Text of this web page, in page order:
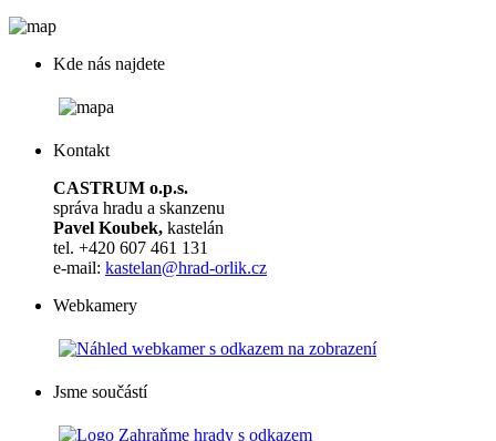
Kde nás najdete
Kontakt
CASTRUM o.p.s.
správa hradu a skanzenu
Pavel Koubek, kastelán
tel. +420 607 461 131
e-mail: kastelan@hrad-orlik.cz
Webkamery
Jsme součástí